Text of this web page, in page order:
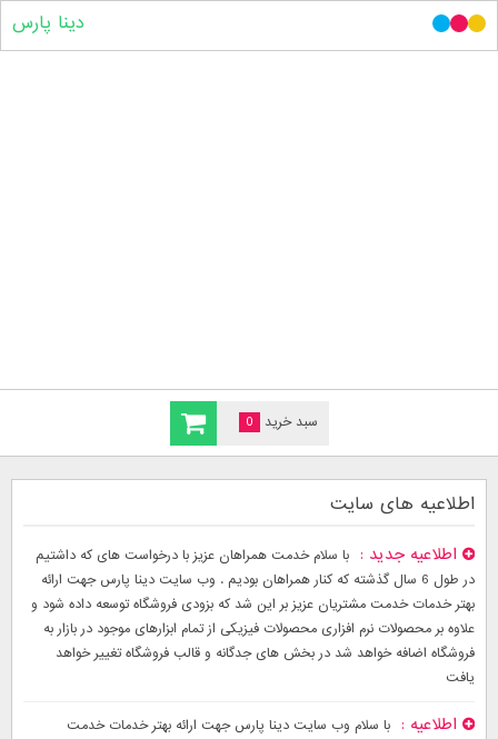
سبد خرید 0
دینا پارس
اطلاعیه های سایت
اطلاعیه جدید
با سلام خدمت همراهان عزیز با درخواست های که داشتیم
در طول 6 سال گذشته که کنار همراهان بودیم . وب سایت دینا پارس جهت ارائه
بهتر خدمات خدمت مشتریان عزیز بر این شد که بزودی فروشگاه توسعه داده شود و
علاوه بر محصولات نرم افزاری محصولات فیزیکی از تمام ابزارهای موجود در بازار به
فروشگاه اضافه خواهد شد در بخش های جدگانه و قالب فروشگاه تغییر خواهد
یافت
اطلاعیه
با سلام وب سایت دینا پارس جهت ارائه بهتر خدمات خدمت